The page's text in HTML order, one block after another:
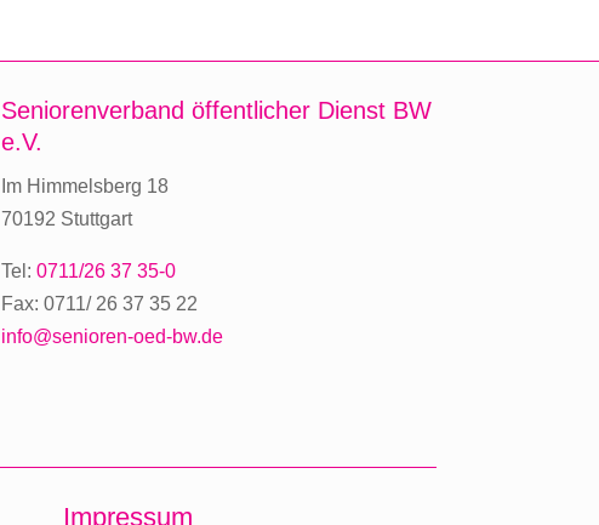
Seniorenverbandöffentlicher Dienst BW
e.V.
Im Himmelsberg 18
70192 Stuttgart
Tel:0711/26 37 35-0
Fax: 0711/ 26 37 35 22
info@senioren-oed-bw.de
Impressum